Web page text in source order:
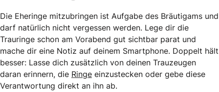
Die Eheringe mitzubringen ist Aufgabe des Bräutigams und
darf natürlich nicht vergessen werden. Lege dir die
Trauringe schon am Vorabend gut sichtbar parat und
mache dir eine Notiz auf deinem Smartphone. Doppelt hält
besser: Lasse dich zusätzlich von deinen Trauzeugen
daran erinnern, die Ringe einzustecken oder gebe diese
Verantwortung direkt an ihn ab.